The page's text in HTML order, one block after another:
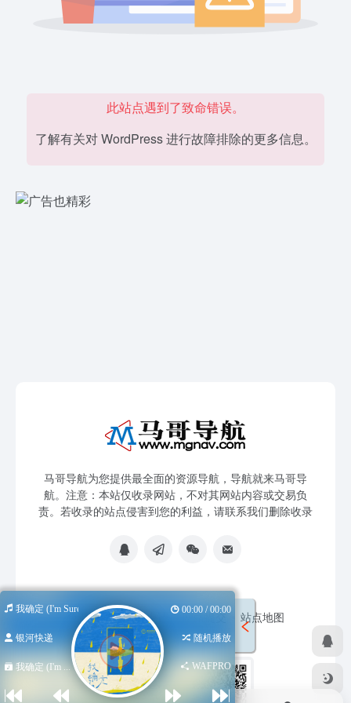
此站点遇到了致命错误。
了解有关对 WordPress 进行故障排除的更多信息。
马哥导航为您提供最全面的资源导航，导航就来马哥导
航。注意：本站仅收录网站，不对其网站内容或交易负
责。若收录的站点侵害到您的利益，请联系我们删除收录
免责声明 友链申请 网站提交 站点地图
我确定 (I'm Sure) 00:00 / 00:00
银河快递 随机播放
我确定 (I'm ... WAFPRO